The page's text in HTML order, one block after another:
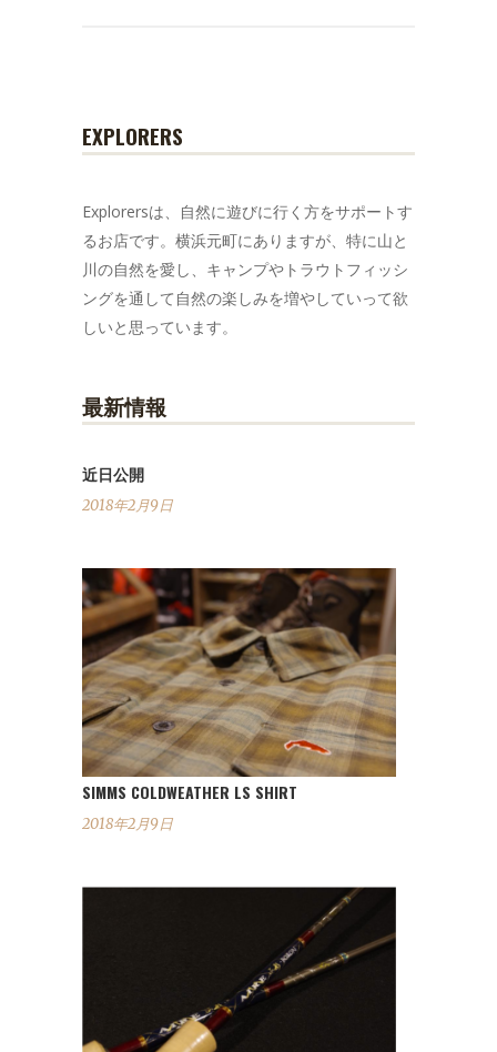
EXPLORERS
Explorersは、自然に遊びに行く方をサポートす
るお店です。横浜元町にありますが、特に山と
川の自然を愛し、キャンプやトラウトフィッシ
ングを通して自然の楽しみを増やしていって欲
しいと思っています。
最新情報
近日公開
2018年2月9日
SIMMS COLDWEATHER LS SHIRT
2018年2月9日